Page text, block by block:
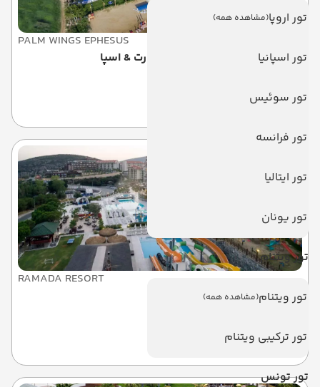
تور اروپا(مشاهده همه)
تور اسپانیا
تور سوئیس
تور فرانسه
تور ایتالیا
تور یونان
تور ویتنام
تور ویتنام(مشاهده همه)
تور ترکیبی ویتنام
تور تونس
PALM WINGS EPHESUS
پالم وینگز کوش آداسی بیچ ریزورت & اسپا
کوش آداسی
RAMADA RESORT
رامادا ریزورت اند گلف
کوش آداسی